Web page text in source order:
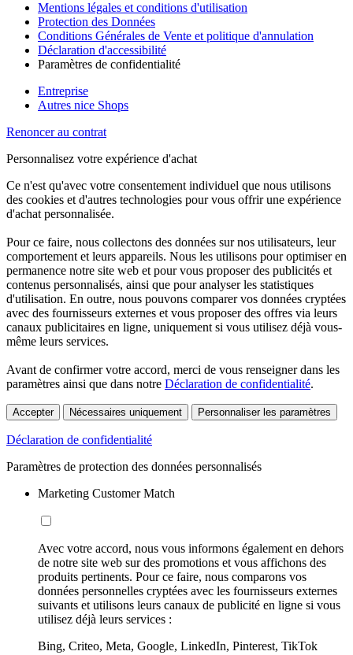
Mentions légales et conditions d'utilisation
Protection des Données
Conditions Générales de Vente et politique d'annulation
Déclaration d'accessibilité
Paramètres de confidentialité
Entreprise
Autres nice Shops
Renoncer au contrat
Personnalisez votre expérience d'achat
Ce n'est qu'avec votre consentement individuel que nous utilisons
des cookies et d'autres technologies pour vous offrir une expérience
d'achat personnalisée.
Pour ce faire, nous collectons des données sur nos utilisateurs, leur
comportement et leurs appareils. Nous les utilisons pour optimiser en
permanence notre site web et pour vous proposer des publicités et
contenus personnalisés, ainsi que pour analyser les statistiques
d'utilisation. En outre, nous pouvons comparer vos données cryptées
avec des fournisseurs externes et vous proposer des offres via leurs
canaux publicitaires en ligne, uniquement si vous utilisez déjà vous-
même leurs services.
Avant de confirmer votre accord, merci de vous renseigner dans les
paramètres ainsi que dans notre Déclaration de confidentialité.
Accepter Nécessaires uniquement Personnaliser les paramètres
Déclaration de confidentialité
Paramètres de protection des données personnalisés
Marketing Customer Match
Avec votre accord, nous vous informons également en dehors
de notre site web sur des promotions et vous affichons des
produits pertinents. Pour ce faire, nous comparons vos
données personnelles cryptées avec les fournisseurs externes
suivants et utilisons leurs canaux de publicité en ligne si vous
utilisez déjà leurs services :
Bing, Criteo, Meta, Google, LinkedIn, Pinterest, TikTok